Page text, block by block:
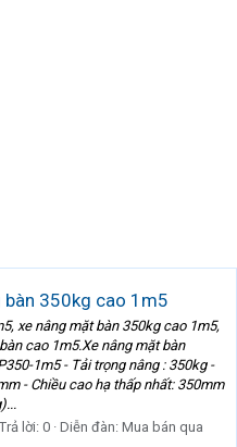
bàn 350kg cao 1m5
xe nâng mặt bàn 350kg cao 1m5,
cao 1m5.Xe nâng mặt bàn
1m5 - Tải trọng nâng : 350kg -
- Chiều cao hạ thấp nhất: 350mm
Trả lời: 0 Diễn đàn: Mua bán qua